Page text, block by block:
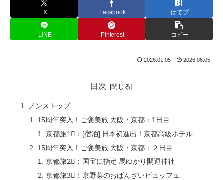
X Facebook はてブ
LINE Pinterest コピー
2026.01.05 2026.06.05
目次
ノンストップ
15周年突入！ご褒美旅 大阪・京都：1日目
京都旅1⃣：[宿泊] 日本初進出！京都高級ホテル
15周年突入！ご褒美旅 大阪・京都：２日目
京都旅2⃣：国宝に指定 馬ゆかり開運神社
京都旅3⃣：京野菜のおばんざいビュッフェ